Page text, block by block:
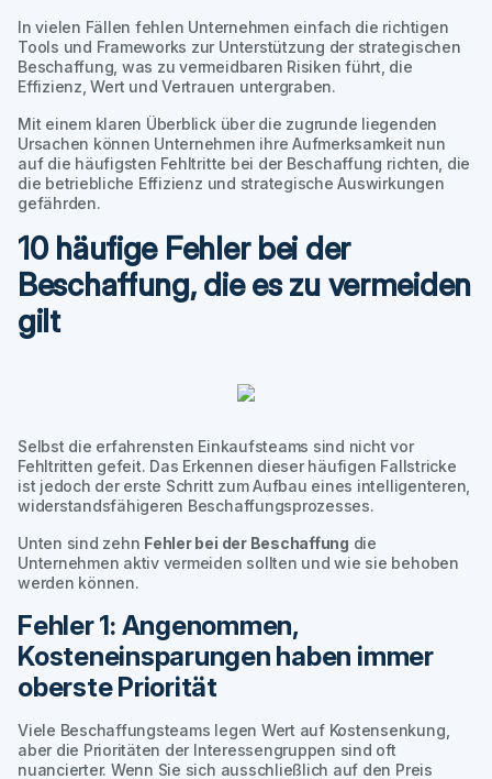
In vielen Fällen fehlen Unternehmen einfach die richtigen
Tools und Frameworks zur Unterstützung der strategischen
Beschaffung, was zu vermeidbaren Risiken führt, die
Effizienz, Wert und Vertrauen untergraben.
Mit einem klaren Überblick über die zugrunde liegenden
Ursachen können Unternehmen ihre Aufmerksamkeit nun
auf die häufigsten Fehltritte bei der Beschaffung richten, die
die betriebliche Effizienz und strategische Auswirkungen
gefährden.
10 häufige Fehler bei der
Beschaffung, die es zu vermeiden
gilt
Selbst die erfahrensten Einkaufsteams sind nicht vor
Fehltritten gefeit. Das Erkennen dieser häufigen Fallstricke
ist jedoch der erste Schritt zum Aufbau eines intelligenteren,
widerstandsfähigeren Beschaffungsprozesses.
Unten sind zehn Fehler bei der Beschaffung die
Unternehmen aktiv vermeiden sollten und wie sie behoben
werden können.
Fehler 1: Angenommen,
Kosteneinsparungen haben immer
oberste Priorität
Viele Beschaffungsteams legen Wert auf Kostensenkung,
aber die Prioritäten der Interessengruppen sind oft
nuancierter. Wenn Sie sich ausschließlich auf den Preis